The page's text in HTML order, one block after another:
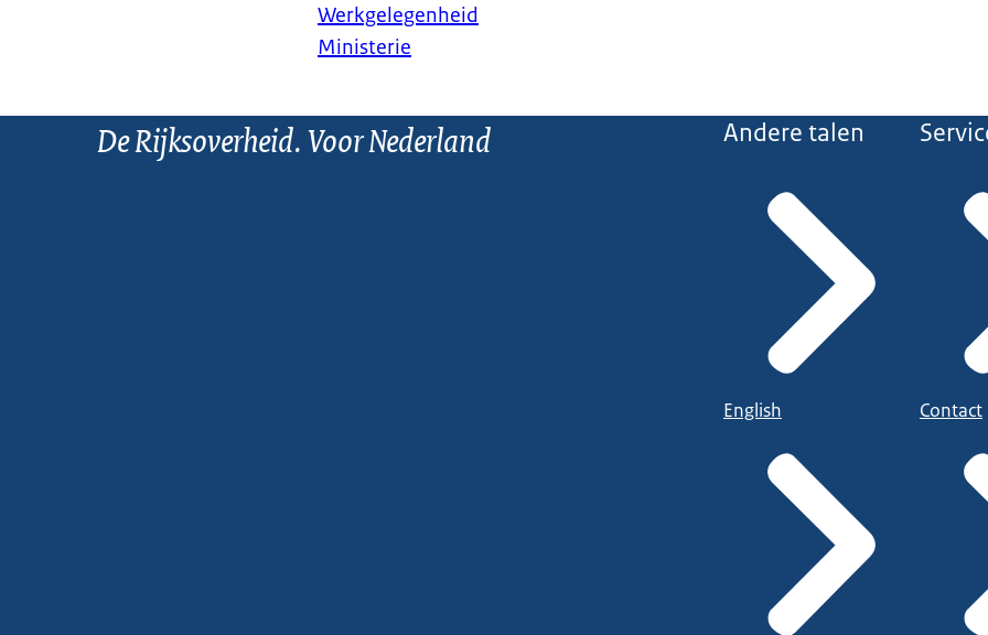
Werkgelegenheid
Ministerie
De Rijksoverheid. Voor Nederland Andere talen
English Contact